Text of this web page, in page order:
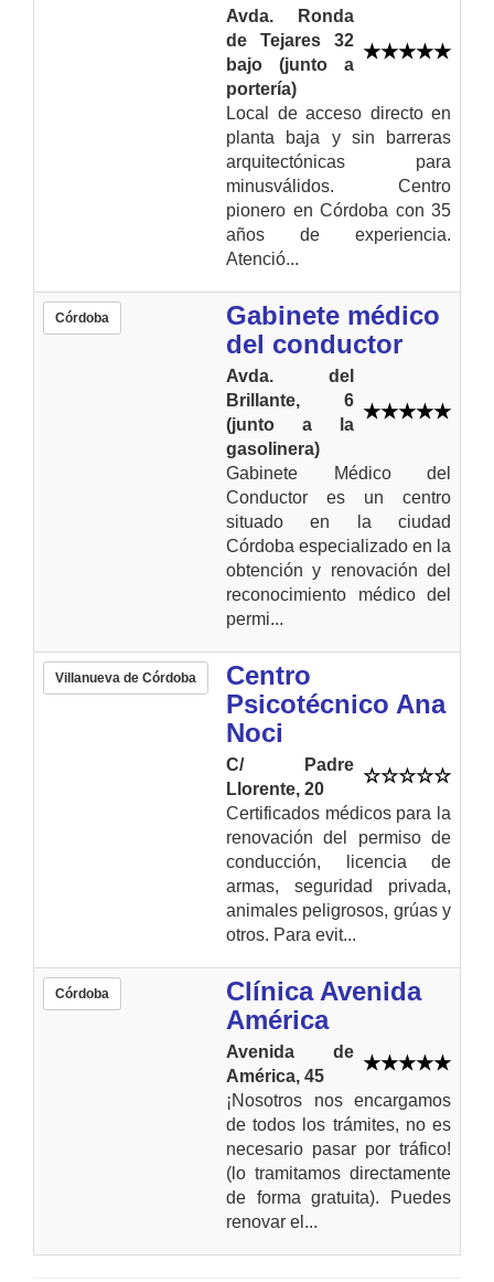
Avda. Ronda
de Tejares 32
bajo (junto a
portería)
Local de acceso directo en
planta baja y sin barreras
arquitectónicas para
minusválidos. Centro
pionero en Córdoba con 35
años de experiencia.
Atenció...
Córdoba
Gabinete médico
del conductor
Avda. del
Brillante, 6
(junto a la
gasolinera)
Gabinete Médico del
Conductor es un centro
situado en la ciudad
Córdoba especializado en la
obtención y renovación del
reconocimiento médico del
permi...
Villanueva de Córdoba
Centro
Psicotécnico Ana
Noci
C/ Padre
Llorente, 20
Certificados médicos para la
renovación del permiso de
conducción, licencia de
armas, seguridad privada,
animales peligrosos, grúas y
otros. Para evit...
Córdoba
Clínica Avenida
América
Avenida de
América, 45
¡Nosotros nos encargamos
de todos los trámites, no es
necesario pasar por tráfico!
(lo tramitamos directamente
de forma gratuita). Puedes
renovar el...